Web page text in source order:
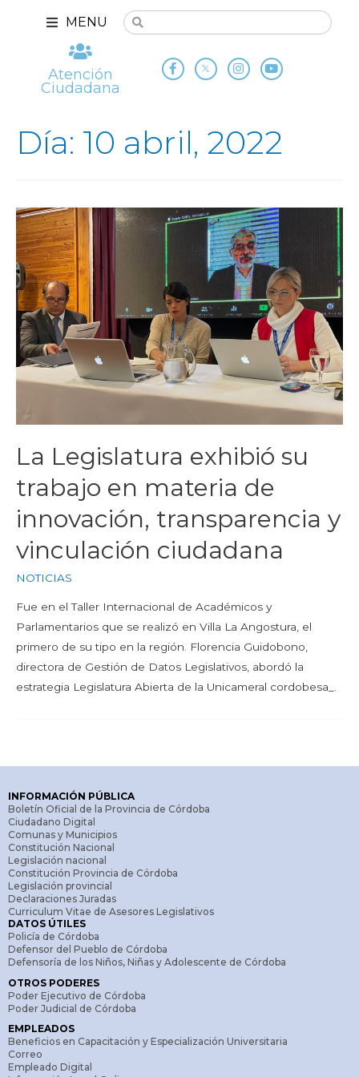
MENU
Atención
Ciudadana
Día: 10 abril, 2022
La Legislatura exhibió su
trabajo en materia de
innovación, transparencia y
vinculación ciudadana
NOTICIAS
Fue en el Taller Internacional de Académicos y
Parlamentarios que se realizó en Villa La Angostura, el
primero de su tipo en la región. Florencia Guidobono,
directora de Gestión de Datos Legislativos, abordó la
estrategia Legislatura Abierta de la Unicameral cordobesa_.
INFORMACIÓN PÚBLICA
Boletín Oficial de la Provincia de Córdoba
Ciudadano Digital
Comunas y Municipios
Constitución Nacional
Legislación nacional
Constitución Provincia de Córdoba
Legislación provincial
Declaraciones Juradas
Curriculum Vitae de Asesores Legislativos
DATOS ÚTILES
Policía de Córdoba
Defensor del Pueblo de Córdoba
Defensoría de los Niños, Niñas y Adolescente de Córdoba
OTROS PODERES
Poder Ejecutivo de Córdoba
Poder Judicial de Córdoba
EMPLEADOS
Beneficios en Capacitación y Especialización Universitaria
Correo
Empleado Digital